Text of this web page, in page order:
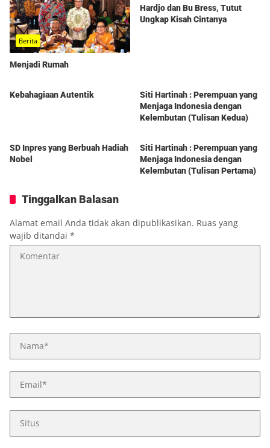
Berita
Menjadi Rumah
Hardjo dan Bu Bress, Tutut
Ungkap Kisah Cintanya
Berita
Kebahagiaan Autentik
Siti Hartinah : Perempuan yang
Menjaga Indonesia dengan
Kelembutan (Tulisan Kedua)
SD Inpres yang Berbuah Hadiah
Nobel
Berita
Siti Hartinah : Perempuan yang
Menjaga Indonesia dengan
Kelembutan (Tulisan Pertama)
Tinggalkan Balasan
Alamat email Anda tidak akan dipublikasikan. Ruas yang
wajib ditandai *